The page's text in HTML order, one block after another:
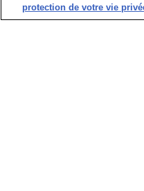
Nos
protection de votre vie